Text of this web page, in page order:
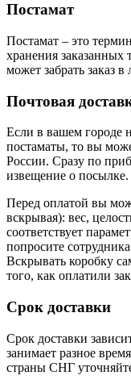
Постамат
Постамат – это
хранения заказанных
может забрать заказ
Почтовая
Если в вашем городе
постаматы, то вы
России. Сразу по
извещение о посылке.
Перед оплатой вы
вскрывая): вес,
соответствует
попросите
Вскрывать коробку
того, как оплатили
Срок доставки
Срок доставки
занимает разное
страны СНГ